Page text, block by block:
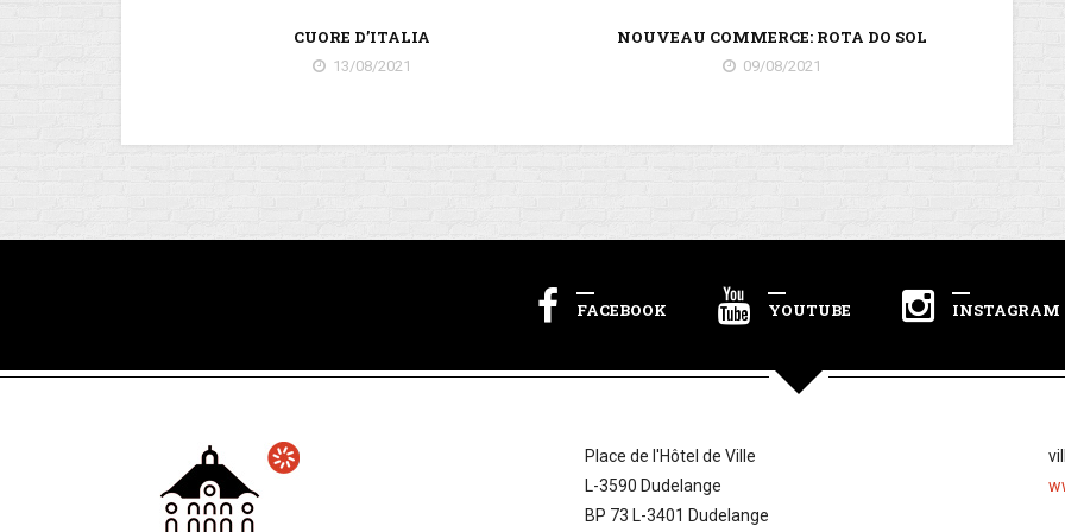
CUORE D’ITALIA
13/08/2021
NOUVEAU COMMERCE: ROTA DO SOL
09/08/2021
FACEBOOK YOUTUBE INSTAGRAM
Place de l'Hôtel de Ville
L-3590 Dudelange
BP 73 L-3401 Dudelange